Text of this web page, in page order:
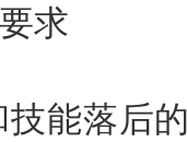
求
能落后